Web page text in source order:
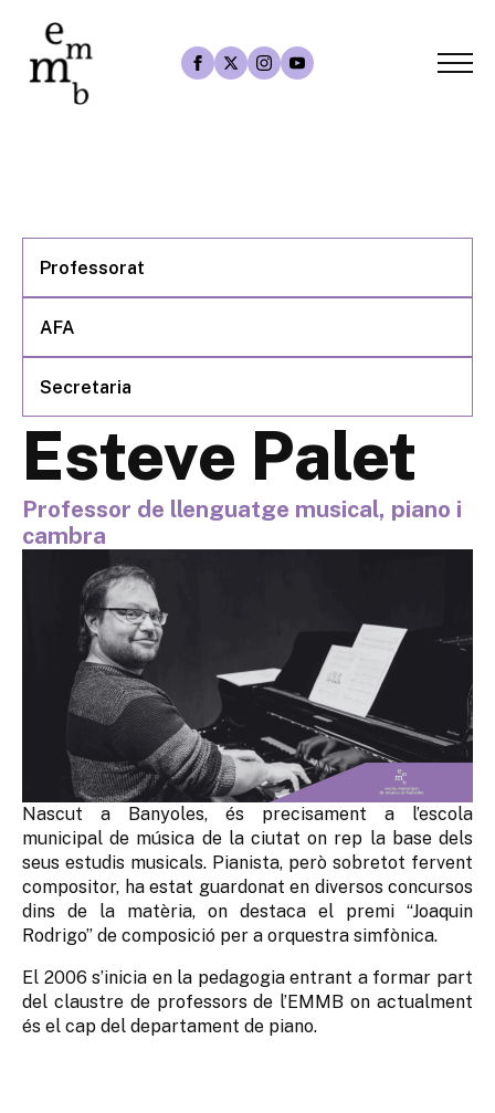
Professorat
AFA
Secretaria
Esteve Palet
Professor de llenguatge musical, piano i
cambra
Nascut a Banyoles, és precisament a l’escola
municipal de música de la ciutat on rep la base dels
seus estudis musicals. Pianista, però sobretot fervent
compositor, ha estat guardonat en diversos concursos
dins de la matèria, on destaca el premi “Joaquin
Rodrigo” de composició per a orquestra simfònica.
El 2006 s’inicia en la pedagogia entrant a formar part
del claustre de professors de l’EMMB on actualment
és el cap del departament de piano.